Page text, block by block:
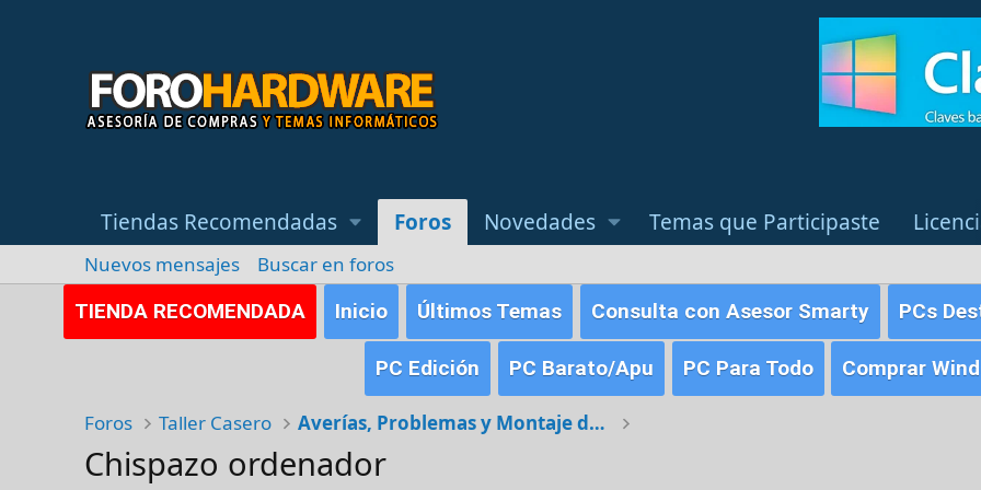
Tiendas Recomendadas Foros Novedades Temas que Participaste
Nuevos mensajes
Buscar en foros
TIENDA RECOMENDADA
Inicio Últimos Temas Consulta con Asesor Smarty PCs
PC Edición PC Barato/Apu PC Para Todo Comprar
Foros Taller Casero Averías, Problemas y Montaje de PC
Chispazo ordenador